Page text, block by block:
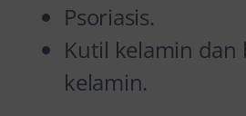
Psoriasis.
Kutil kelamin
kelamin.